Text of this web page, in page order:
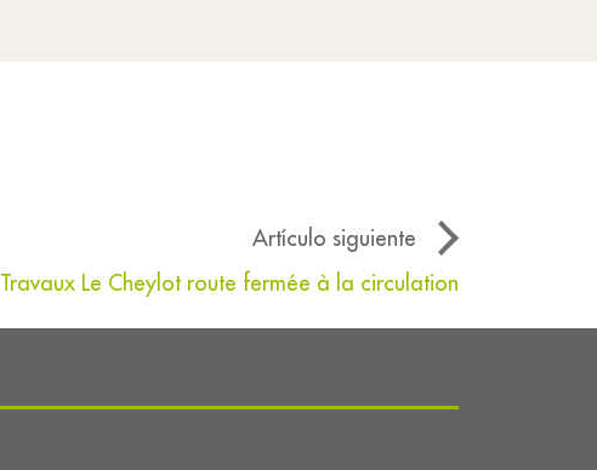
Artículo siguiente
Travaux Le Cheylot route fermée à la circulation